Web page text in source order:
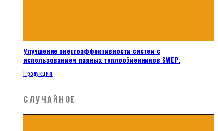
Улучшение энергоэффективности систем с
использованием паяных теплообменников SWEP.
Продукция
СЛУЧАЙНОЕ